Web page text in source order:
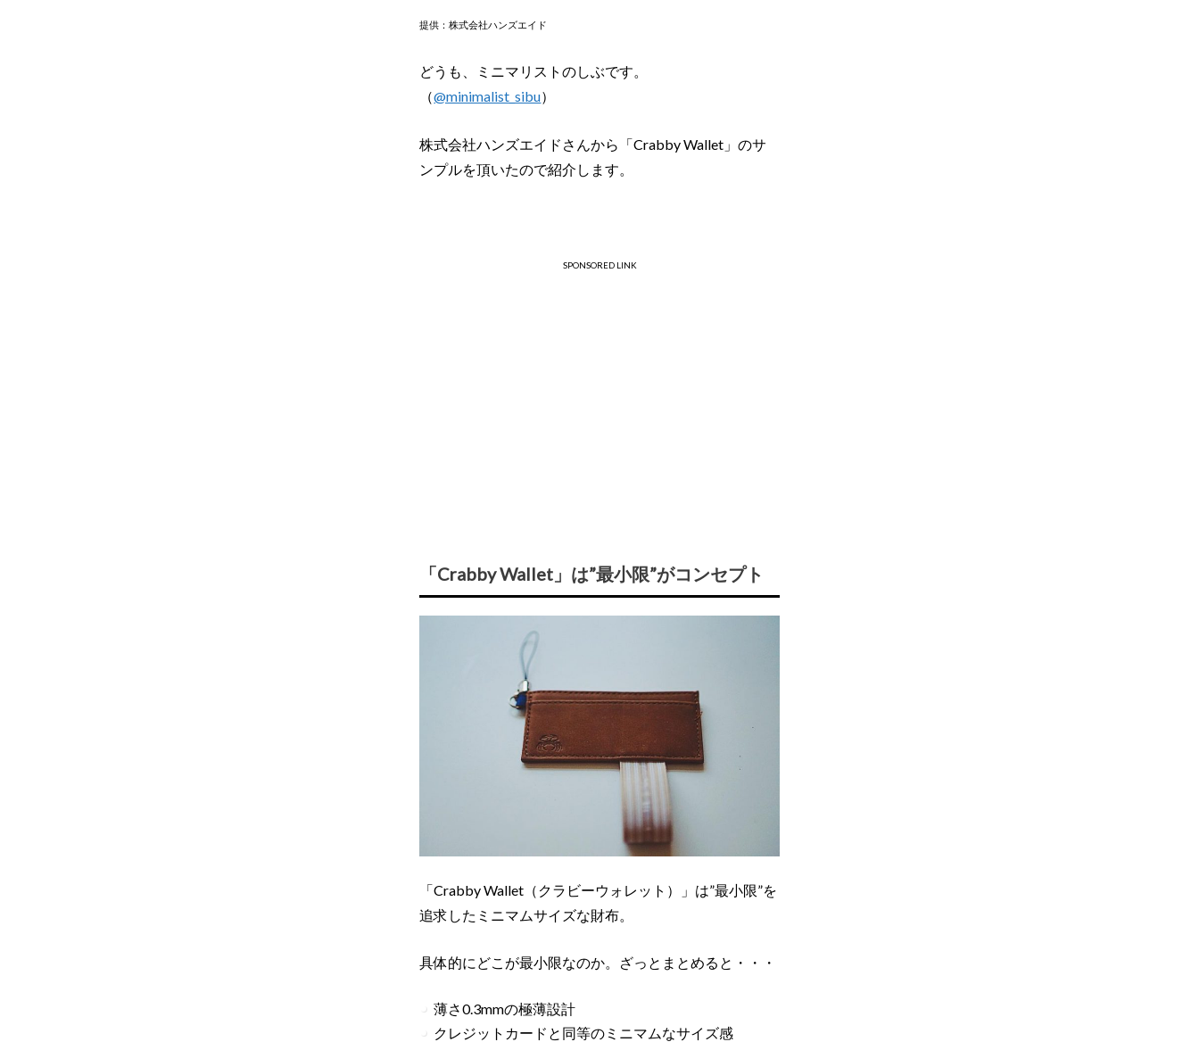
提供：株式会社ハンズエイド
どうも、ミニマリストのしぶです。
（@minimalist_sibu）
株式会社ハンズエイドさんから「Crabby Wallet」のサ
ンプルを頂いたので紹介します。
SPONSORED LINK
「Crabby Wallet」は”最小限”がコンセプト
「Crabby Wallet（クラビーウォレット）」は”最小限”を
追求したミニマムサイズな財布。
具体的にどこが最小限なのか。ざっとまとめると・・・
薄さ0.3mmの極薄設計
クレジットカードと同等のミニマムなサイズ感